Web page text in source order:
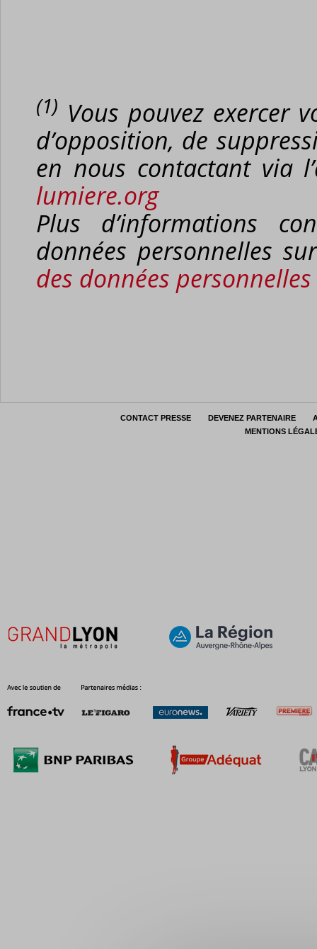
(1) Vous pouvez exercer
d’opposition, de
en nous contactant via
lumiere.org
Plus d’informations
données personnelles
des données personnelles
CONTACT PRESSE DEVENEZ PARTENAIRE
MENTIONS